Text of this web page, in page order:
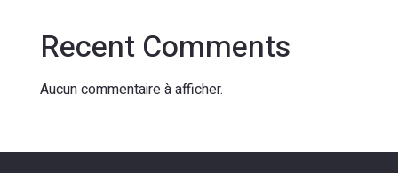
Recent Comments
Aucun commentaire à afficher.